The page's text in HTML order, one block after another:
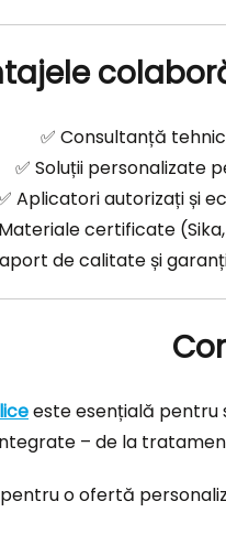
✅ Consultanță
✅ Soluții personalizate
Aplicatori autorizați și
certificate
de calitate și
este esențială pentru
– de la
o ofertă